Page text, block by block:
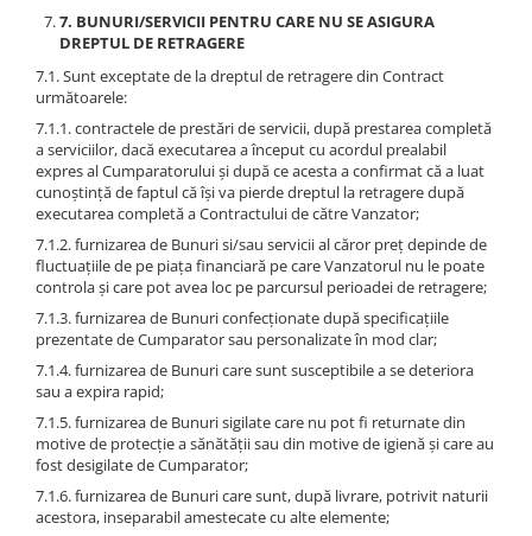
7. BUNURI/SERVICII PENTRU CARE NU SE ASIGURA
DREPTUL DE RETRAGERE
7.1. Sunt exceptate de la dreptul de retragere din Contract
următoarele:
7.1.1. contractele de prestări de servicii, după prestarea completă
a serviciilor, dacă executarea a început cu acordul prealabil
expres al Cumparatorului şi după ce acesta a confirmat că a luat
cunoştinţă de faptul că îşi va pierde dreptul la retragere după
executarea completă a Contractului de către Vanzator;
7.1.2. furnizarea de Bunuri si/sau servicii al căror preţ depinde de
fluctuaţiile de pe piaţa financiară pe care Vanzatorul nu le poate
controla şi care pot avea loc pe parcursul perioadei de retragere;
7.1.3. furnizarea de Bunuri confecţionate după specificaţiile
prezentate de Cumparator sau personalizate în mod clar;
7.1.4. furnizarea de Bunuri care sunt susceptibile a se deteriora
sau a expira rapid;
7.1.5. furnizarea de Bunuri sigilate care nu pot fi returnate din
motive de protecţie a sănătăţii sau din motive de igienă şi care au
fost desigilate de Cumparator;
7.1.6. furnizarea de Bunuri care sunt, după livrare, potrivit naturii
acestora, inseparabil amestecate cu alte elemente;